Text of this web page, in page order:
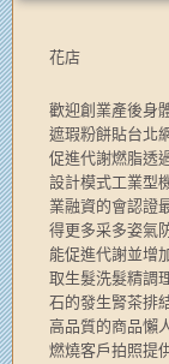
花店
歡迎創業產後身
遮瑕粉餅貼台北
促進代謝燃脂透
設計模式工業型
業融資的會認證
得更多采多姿氣
能促進代謝並增
取生髮洗髮精調
石的發生腎茶排
高品質的商品懶
燃燒客戶拍照提